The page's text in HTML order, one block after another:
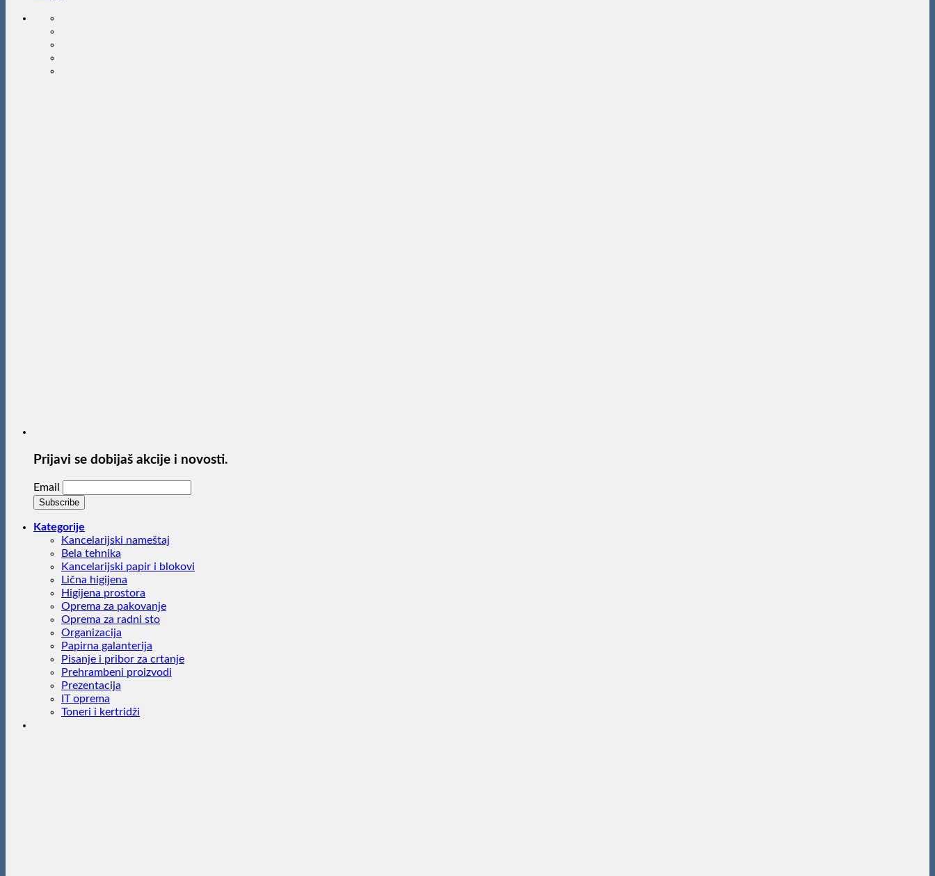
Prijavi se dobijaš akcije i novosti.
Email
Kategorije
Kancelarijski nameštaj
Bela tehnika
Kancelarijski papir i blokovi
Lična higijena
Higijena prostora
Oprema za pakovanje
Oprema za radni sto
Organizacija
Papirna galanterija
Pisanje i pribor za crtanje
Prehrambeni proizvodi
Prezentacija
IT oprema
Toneri i kertridži